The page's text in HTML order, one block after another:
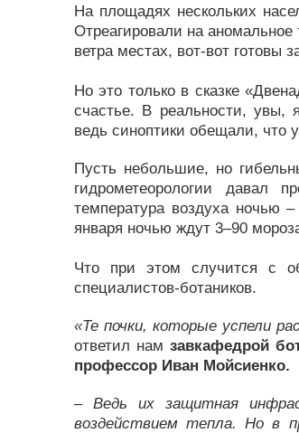
На площадях нескольких
Отреагировали на
ветра местах, вот-вот готовы
Но это только в сказке
счастье. В реальности, увы,
ведь синоптики обещали, что
Пусть небольшие, но
гидрометеорологии давал
температура воздуха ночью
января ночью ждут 3–90
Что при этом случится с
специалистов-ботаников.
«Те почки, которые успели
ответил нам завкафедрой
профессор Иван Мойсиенко.
– Ведь их защитная
воздействием тепла. Но в